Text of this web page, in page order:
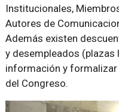
Institucionales,
Autores de
Además existen
y desempleados (plazas
información y
del Congreso.